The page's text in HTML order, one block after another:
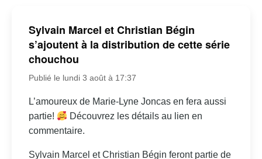
Sylvain Marcel et Christian Bégin
s’ajoutent à la distribution de cette série
chouchou
Publié le lundi 3 août à 17:37
L’amoureux de Marie-Lyne Joncas en fera aussi
partie!
Découvrez les détails au lien en
commentaire.
Sylvain Marcel et Christian Bégin feront partie de